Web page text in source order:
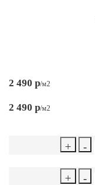
2 490 р/м2
2 490 р/м2
+ -
+ -